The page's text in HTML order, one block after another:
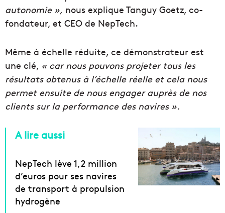
autonomie », nous explique Tanguy Goetz, co-
fondateur, et CEO de NepTech.
Même à échelle réduite, ce démonstrateur est
une clé, « car nous pouvons projeter tous les
résultats obtenus à l’échelle réelle et cela nous
permet ensuite de nous engager auprès de nos
clients sur la performance des navires ».
A lire aussi
NepTech lève 1,2 million
d’euros pour ses navires
de transport à propulsion
hydrogène